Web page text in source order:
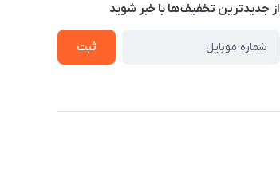
از جدید‌ترین تخفیف‌ها با‌ خبر شوید
ثبت